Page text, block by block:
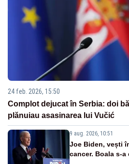
24 feb. 2026, 15:50
Complot dejucat în Serbia: doi
plănuiau asasinarea lui Vučić
9 aug. 2026, 10:51
Joe Biden, vești
cancer. Boala s-a